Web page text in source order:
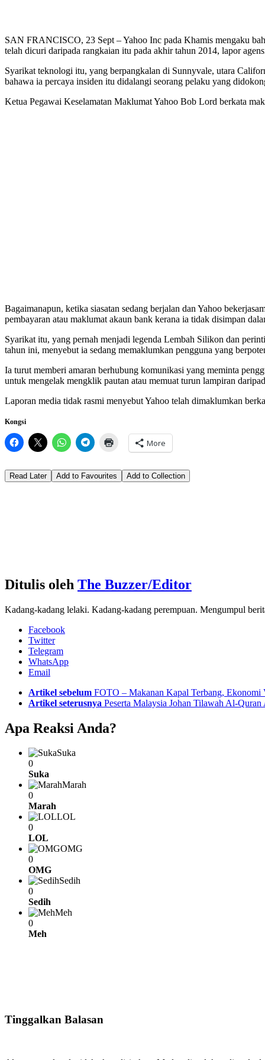
SAN FRANCISCO, 23 Sept – Yahoo Inc pada Khamis mengaku
telah dicuri daripada rangkaian itu pada akhir tahun 2014, lapor
Syarikat teknologi itu, yang berpangkalan di Sunnyvale, utara
bahawa ia percaya insiden itu didalangi seorang pelaku yang
Ketua Pegawai Keselamatan Maklumat Yahoo Bob Lord berkata
Bagaimanapun, ketika siasatan sedang berjalan dan Yahoo
pembayaran atau maklumat akaun bank kerana ia tidak disimpan
Syarikat itu, yang pernah menjadi legenda Lembah Silikon dan
tahun ini, menyebut ia sedang memaklumkan pengguna yang
Ia turut memberi amaran berhubung komunikasi yang meminta
untuk mengelak mengklik pautan atau memuat turun lampiran
Laporan media tidak rasmi menyebut Yahoo telah dimaklumkan
Kongsi
More
Read Later Add to Favourites Add to Collection
Ditulis oleh The Buzzer/Editor
Kadang-kadang lelaki. Kadang-kadang perempuan. Mengumpul
Facebook
Twitter
Telegram
WhatsApp
Email
more
Artikel sebelum FOTO – Makanan Kapal Terbang, Ekonomi
Artikel seterusnya Peserta Malaysia Johan Tilawah Al-
Apa Reaksi Anda?
Suka
0
Suka
Marah
0
Marah
LOL
0
LOL
OMG
0
OMG
Sedih
0
Sedih
Meh
0
Meh
Tinggalkan Balasan